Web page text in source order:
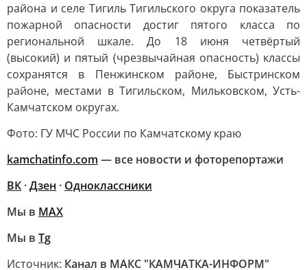
района и селе Тигиль Тигильского округа показатель
пожарной опасности достиг пятого класса по
региональной шкале. До 18 июня четвёртый
(высокий) и пятый (чрезвычайная опасность) классы
сохранятся в Пенжинском районе, Быстринском
районе, местами в Тигильском, Мильковском, Усть-
Камчатском округах.
Фото: ГУ МЧС России по Камчатскому краю
kamchatinfo.com — все новости и фоторепортажи
ВК ·Дзен · Одноклассники
Мы в МАХ
Мы в Tg
Источник: Канал в МАКС "КАМЧАТКА-ИНФОРМ"